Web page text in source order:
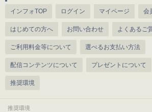
インフォTOP ログイン マイページ 会
はじめての方へ お問い合わせ よくあるご
ご利用料金等について 選べるお支払い方法
配信コンテンツについて プレゼントについて
推奨環境
推奨環境